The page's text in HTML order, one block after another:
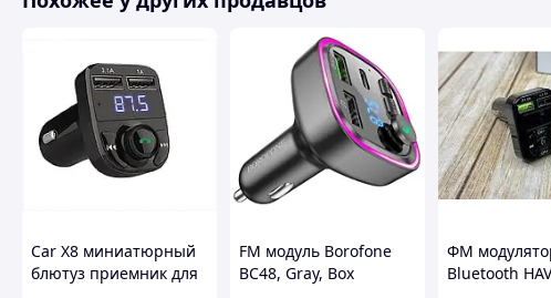
Car X8 миниатюрный
блютуз приемник для
FM модуль Borofone
BC48, Gray, Box
ФМ
Bluetooth